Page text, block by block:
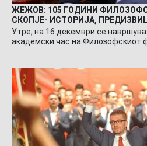
ЖЕЖОВ: 105 ГОДИНИ
СКОПЈЕ- ИСТОРИЈА,
Утре, на 16 декември се
академски час на Филозофскиот